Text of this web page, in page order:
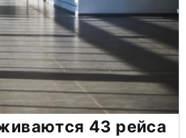
43 рейса